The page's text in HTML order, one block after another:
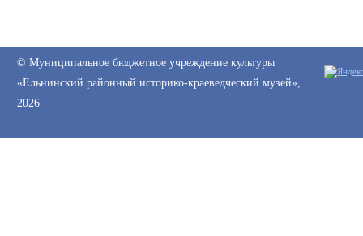
© Муниципальное бюджетное учреждение культуры
«Ельнинский районный историко-краеведческий музей»,
2026